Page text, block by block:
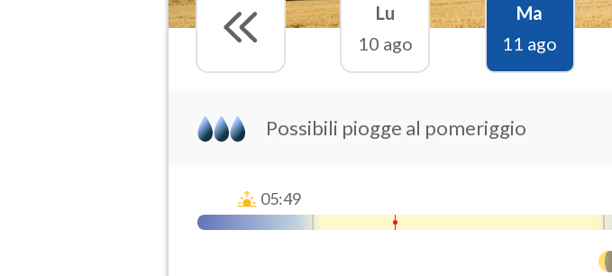
Lu
10 ago
Ma
11 ago
Possibili piogge al pomeriggio
05:49